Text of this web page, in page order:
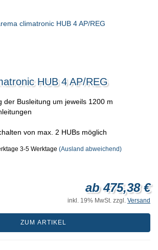
HUB 4 AP/REG
der Busleitung um jeweils 1200 m
von max. 2 HUBs möglich
3-5 Werktage (Ausland abweichend)
ab 475,38 €
inkl. 19% MwSt. zzgl. Versand
ZUM ARTIKEL